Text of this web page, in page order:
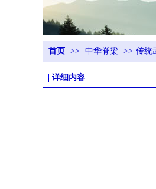
首页 >> 中华脊梁 >> 传统
详细内容